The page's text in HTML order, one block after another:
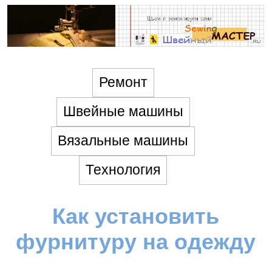
Ремонт
Швейные машины
Вязальные машины
Технология
Как установить
фурнитуру на одежду